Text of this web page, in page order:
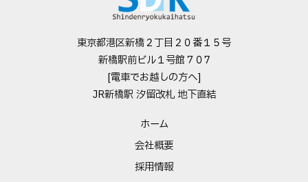
東京都港区新橋２丁目２０番１５号
新橋駅前ビル１号館７０7
[電車でお越しの方へ]
JR新橋駅 汐留改札 地下直結
ホーム
会社概要
採用情報